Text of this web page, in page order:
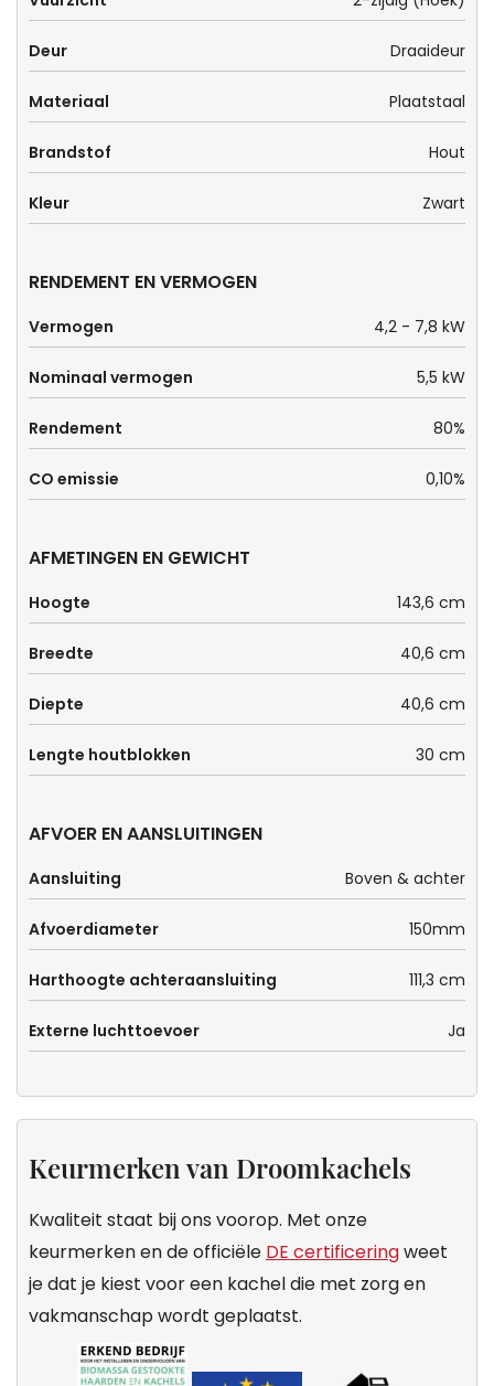
Deur Draaideur
Materiaal Plaatstaal
Brandstof Hout
Kleur Zwart
RENDEMENT EN VERMOGEN
Vermogen 4,2 - 7,8 kW
Nominaal vermogen 5,5 kW
Rendement 80%
CO emissie 0,10%
AFMETINGEN EN GEWICHT
Hoogte 143,6 cm
Breedte 40,6 cm
Diepte 40,6 cm
Lengte houtblokken 30 cm
AFVOER EN AANSLUITINGEN
Aansluiting Boven & achter
Afvoerdiameter 150mm
Harthoogte achteraansluiting 111,3 cm
Externe luchttoevoer Ja
Keurmerken van Droomkachels
Kwaliteit staat bij ons voorop. Met onze
keurmerken en de officiële DE certificeringweet
je dat je kiest voor een kachel die met zorg en
vakmanschap wordt geplaatst.